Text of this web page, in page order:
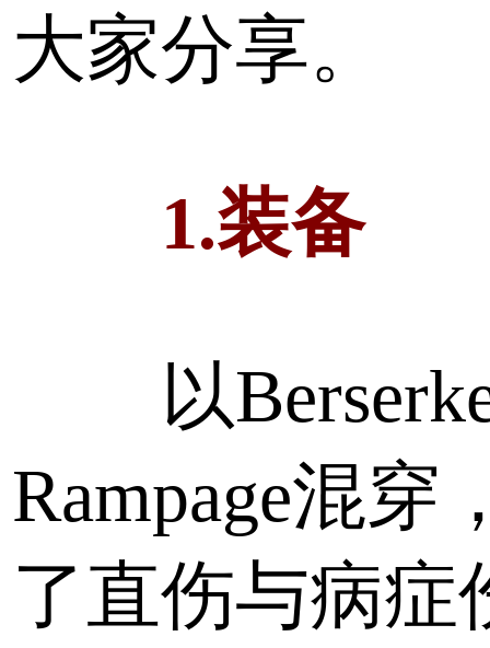
大家分享。
1.装备
以
Rampage混穿
了直伤与病症